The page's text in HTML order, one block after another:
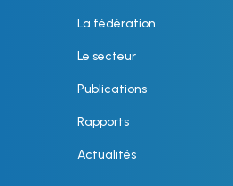
La fédération
Le secteur
Publications
Rapports
Actualités